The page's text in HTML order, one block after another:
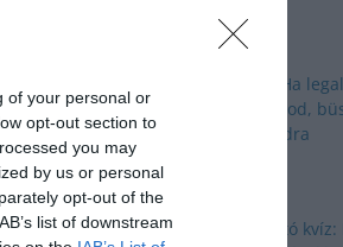
of your personal or
opt-out section to
you may
by us or personal
opt-out of the
list of downstream
Kvíz: Ha
válaszod,
magadra
Okosító